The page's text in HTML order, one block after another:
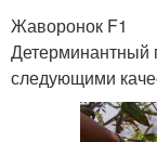
Жаворонок F1
Детерминантный
следующими